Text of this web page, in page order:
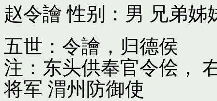
赵令譮 性别：男 兄弟姊
五世：令譮，归德侯
注：东头供奉官令侩，
将军 渭州防御使